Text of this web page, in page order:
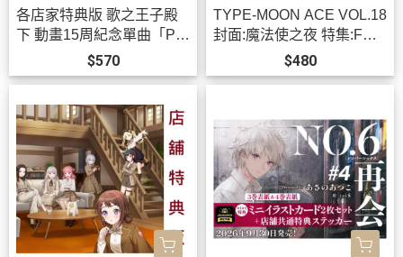
各店家特典版 歌之王子殿
下 動畫15周紀念單曲「PRI
SM FOREVER!」STRISH
*10/21發售!
$570
TYPE-MOON ACE VOL.18
封面:魔法使之夜 特集:FGO
二部完結 *12/3發售!
$480